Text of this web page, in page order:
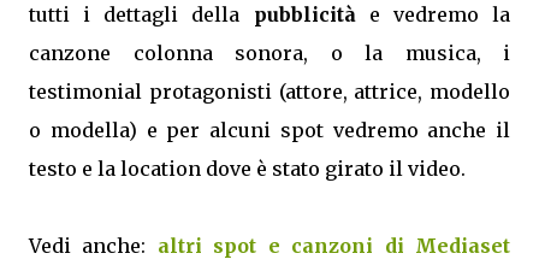
tutti i dettagli della pubblicitàe vedremo la
canzone colonna sonora, o la musica, i
testimonial protagonisti (attore, attrice, modello
o modella) e per alcuni spot vedremo anche il
testo e la location dove è stato girato il video.
Vedi anche: altri spot e canzoni di Mediaset